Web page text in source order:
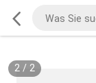
2/ 2